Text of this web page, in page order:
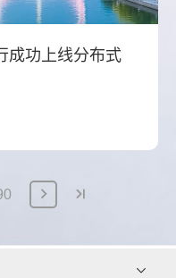
成功上线分布式